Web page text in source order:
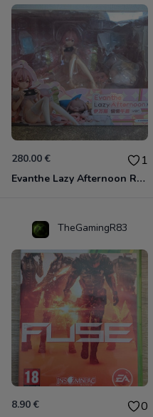
280.00 € 1
Evanthe Lazy Afternoon Red Pride of Eden
TheGamingR83
8.90 € 0